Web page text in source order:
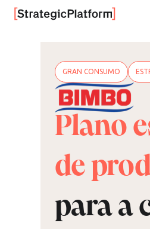
GRAN CONSUMO
Plano
de
para a